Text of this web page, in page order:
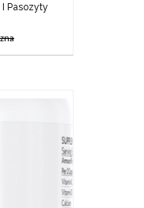
Pasozyty